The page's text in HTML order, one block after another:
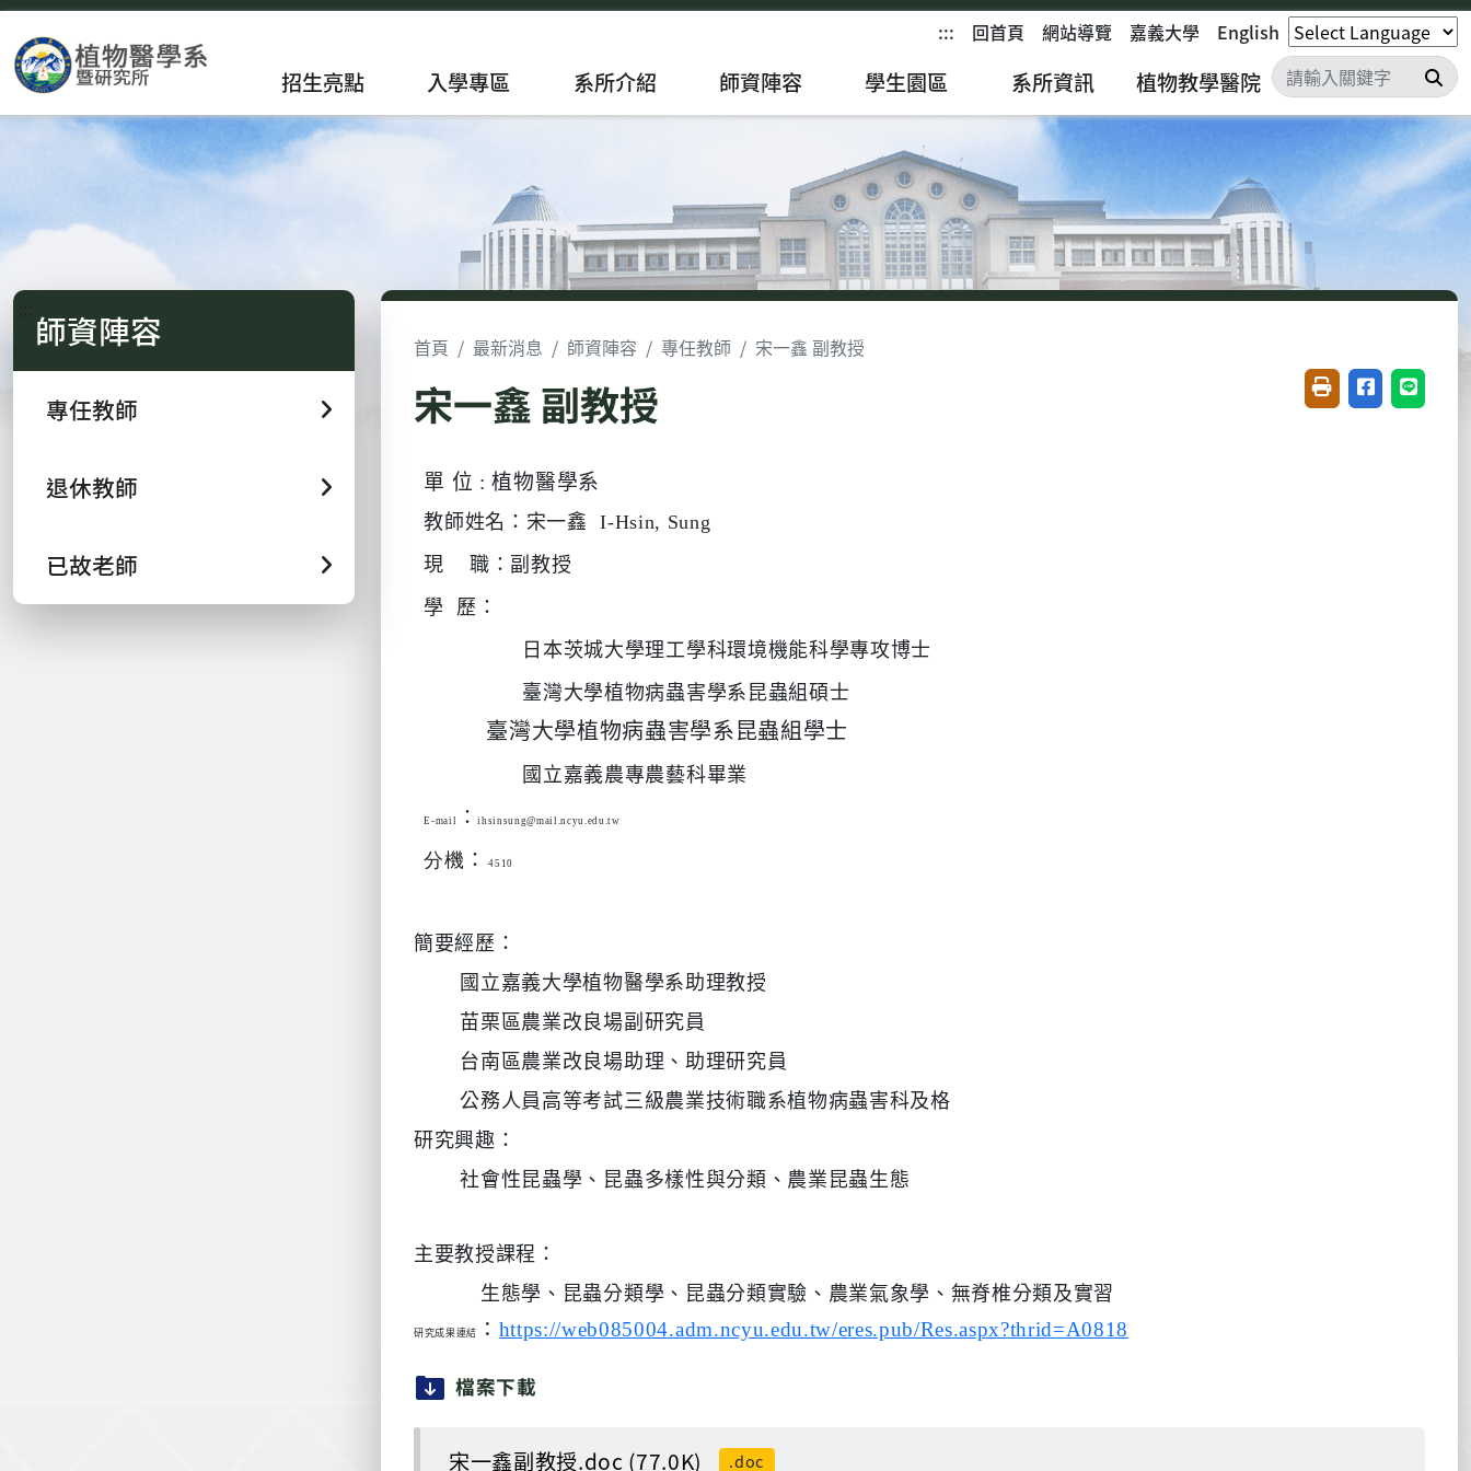
::: 回首頁 網站導覽 嘉義大學 English
招生亮點 入學專區 系所介紹 師資陣容 學生園區 系所資訊 植物教學醫院 搜
師資陣容
專任教師
退休教師
已故老師
首頁 最新消息 師資陣容 專任教師 宋一鑫 副教授
宋一鑫 副教授 友善列印(開新視窗)
分享至臉書(
分享至
單 位 : 植物醫學系
教師姓名：宋一鑫 I-Hsin, Sung
現
職：副教授
學
歷：
日本茨城大學理工學科環境機能科學專攻博士
臺灣大學植物病蟲害學系昆蟲組碩士
臺灣大學植物病蟲害學系昆蟲組學士
國立嘉義農專農藝科畢業
E-mail ：ihsinsung@mail.ncyu.edu.tw
分機 ： 4510
簡要經歷：
國立嘉義大學植物醫學系助理教授
苗栗區農業改良場副研究員
台南區農業改良場助理、助理研究員
公務人員高等考試三級農業技術職系植物病蟲害科及格
研究興趣：
社會性昆蟲學、昆蟲多樣性與分類、農業昆蟲生態
主要教授課程：
生態學、昆蟲分類學、昆蟲分類實驗、農業氣象學、無脊椎分類及實習
研究成果連結 ： https://web085004.adm.ncyu.edu.tw/eres.pub/Res.aspx?thrid=A0818
檔案下載
宋一鑫副教授.doc (77.0K) .doc